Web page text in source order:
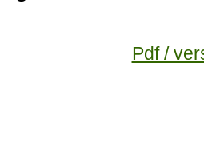
Pdf /